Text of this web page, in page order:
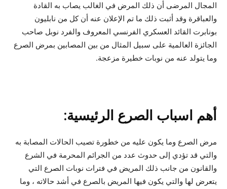
المجال المرضى أن ذلك المرض في الغالب يصاب به القادة
والعباقرة وقد أثبت ذلك ما تم الإعلان عنه أن كل من نابليون
بونابرت القائد العسكري الفرنسي المعروف والفرد نوبل صاحب
الجائزة العالمية على سبيل المثال من بين المصابين بمرض الصرع
وما يتولد عنه من نوبات خطيرة مزعجة.
أهم اسباب الصرع الرئيسية:
مرض الصرع وما يكون عليه من خطورة تصيب الحالات المصابة به
والتي قد تؤدي إلى حدوث عدد من الجرائم المحرمة في الشرع
والقانون من جانب ذلك المريض في فترات نوبات الصرع التي
يتعرض لها والتي يكون فيها المريض بالصرع في أشد حالاته ، وما